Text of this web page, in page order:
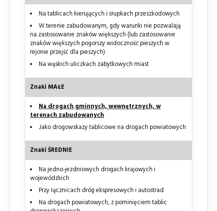
Na tablicach kierujących i słupkach przeszkodowych
W terenie zabudowanym, gdy warunki nie pozwalają
na zastosowanie znaków większych (lub zastosowanie
znaków większych pogorszy widoczność pieszych w
rejonie przejść dla pieszych)
Na wąskich uliczkach zabytkowych miast
Znaki MAŁE
Na drogach gminnych, wewnętrznych, w
terenach zabudowanych
Jako drogowskazy tablicowe na drogach powiatowych
Znaki ŚREDNIE
Na jedno-jezdniowych drogach krajowych i
wojewódzkich
Przy łącznicach dróg ekspresowych i autostrad
Na drogach powiatowych, z pominięciem tablic